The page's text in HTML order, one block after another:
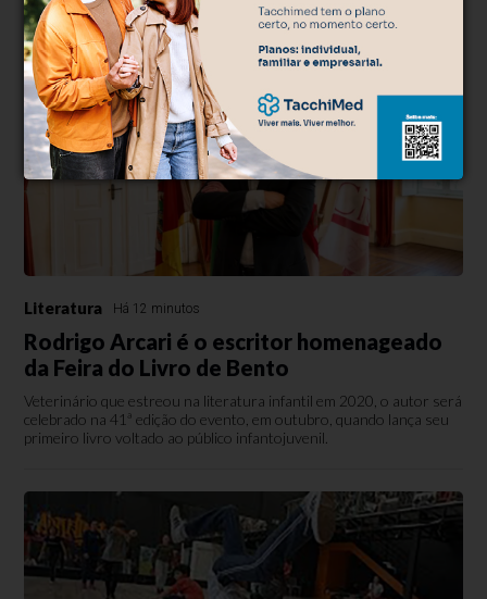
Literatura Há 12 minutos
Rodrigo Arcari é o escritor homenageado
da Feira do Livro de Bento
Veterinário que estreou na literatura infantil em 2020, o autor será
celebrado na 41ª edição do evento, em outubro, quando lança seu
primeiro livro voltado ao público infantojuvenil.